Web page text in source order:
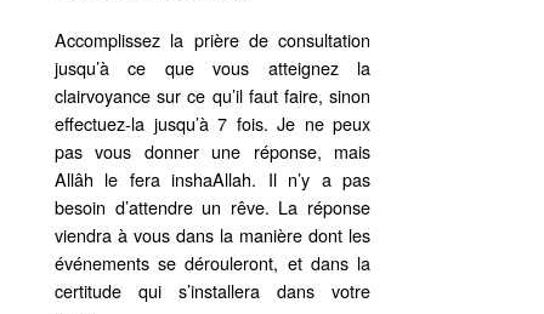
Accomplissez la prière de consultation
jusqu’à ce que vous atteignez la
clairvoyance sur ce qu’il faut faire, sinon
effectuez-la jusqu’à 7 fois. Je ne peux
pas vous donner une réponse, mais
Allâh le fera inshaAllah. Il n’y a pas
besoin d’attendre un rêve. La réponse
viendra à vous dans la manière dont les
événements se dérouleront, et dans la
certitude qui s’installera dans votre